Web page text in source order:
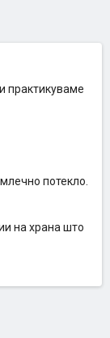
практикуваме
потекло.
на храна што